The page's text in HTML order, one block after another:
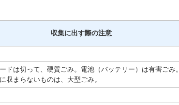
収集に出す際の注意
ドは切って、硬質ごみ。電池（バッテリー）は有害ごみ。
収まらないものは、大型ごみ。